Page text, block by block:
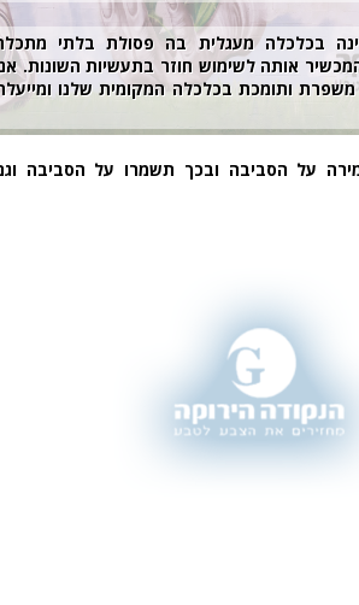
בכלכלה מעגלית בה פסולת בלתי מתכלה
אותה לשימוש חוזר בתעשיות השונות. אנו
ותומכת בכלכלה המקומית שלנו ומייעלת
על הסביבה ובכך תשמרו על הסביבה וגם